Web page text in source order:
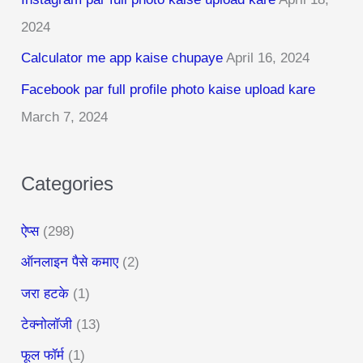
h
f
o
r
:
2024
Calculator me app kaise chupaye April 16, 2024
Facebook par full profile photo kaise upload kare
March 7, 2024
Categories
ऐप्स(298)
ऑनलाइन पैसे कमाए(2)
जरा हटके (1)
टेक्नोलॉजी (13)
फूल फॉर्म (1)